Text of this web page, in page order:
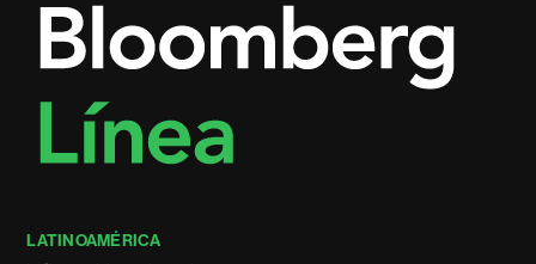
LATINOAMÉRICA